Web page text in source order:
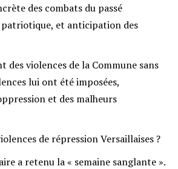
des combats du passé
et anticipation des
des violences de la Commune sans
lui ont été imposées,
et des malheurs
de répression Versaillaises ?
a retenu la « semaine sanglante ».